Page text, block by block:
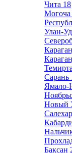
Чита 18
Могоча
Улан-
Сарань
Ямало-
Новый
Баксан